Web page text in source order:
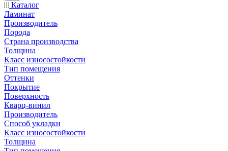
Каталог
Ламинат
Производитель
Порода
Страна производства
Толщина
Класс износостойкости
Тип помещения
Оттенки
Покрытие
Поверхность
Кварц-винил
Производитель
Способ укладки
Класс износостойкости
Толщина